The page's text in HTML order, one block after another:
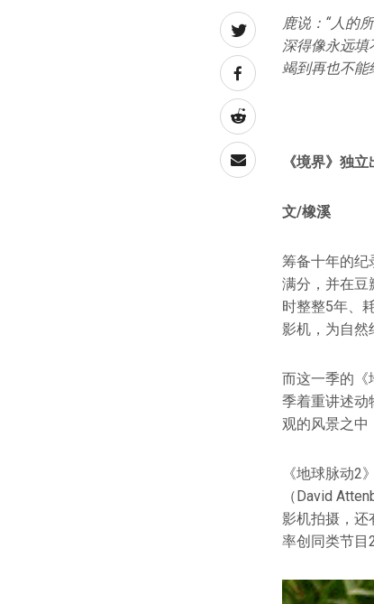
鹿说：“人的
深得像永远填
竭到再也不能
《境界》独
文/橡溪
筹备十年的纪
满分，并在豆
时整整5年、
影机，为自然
而这一季的《
季着重讲述动
观的风景之中
《地球脉动2
（David
影机拍摄，还
率创同类节目